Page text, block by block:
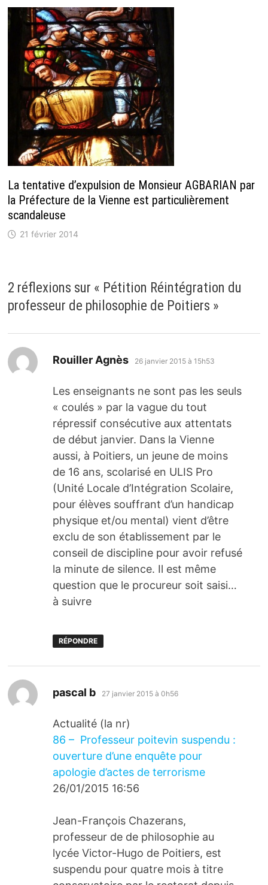
La tentative d’expulsion de Monsieur AGBARIAN par
la Préfecture de la Vienne est particulièrement
scandaleuse
21 février 2014
2 réflexions sur « Pétition Réintégration du
professeur de philosophie de Poitiers »
Rouiller Agnès dit :
26 janvier 2015 à 15h53
Les enseignants ne sont pas les seuls
« coulés » par la vague du tout
répressif consécutive aux attentats
de début janvier. Dans la Vienne
aussi, à Poitiers, un jeune de moins
de 16 ans, scolarisé en ULIS Pro
(Unité Locale d’Intégration Scolaire,
pour élèves souffrant d’un handicap
physique et/ou mental) vient d’être
exclu de son établissement par le
conseil de discipline pour avoir refusé
la minute de silence. Il est même
question que le procureur soit saisi…
à suivre
RÉPONDRE
pascal b dit :
27 janvier 2015 à 0h56
Actualité (la nr)
86 – Professeur poitevin suspendu :
ouverture d’une enquête pour
apologie d’actes de terrorisme
26/01/2015 16:56
Jean-François Chazerans,
professeur de de philosophie au
lycée Victor-Hugo de Poitiers, est
suspendu pour quatre mois à titre